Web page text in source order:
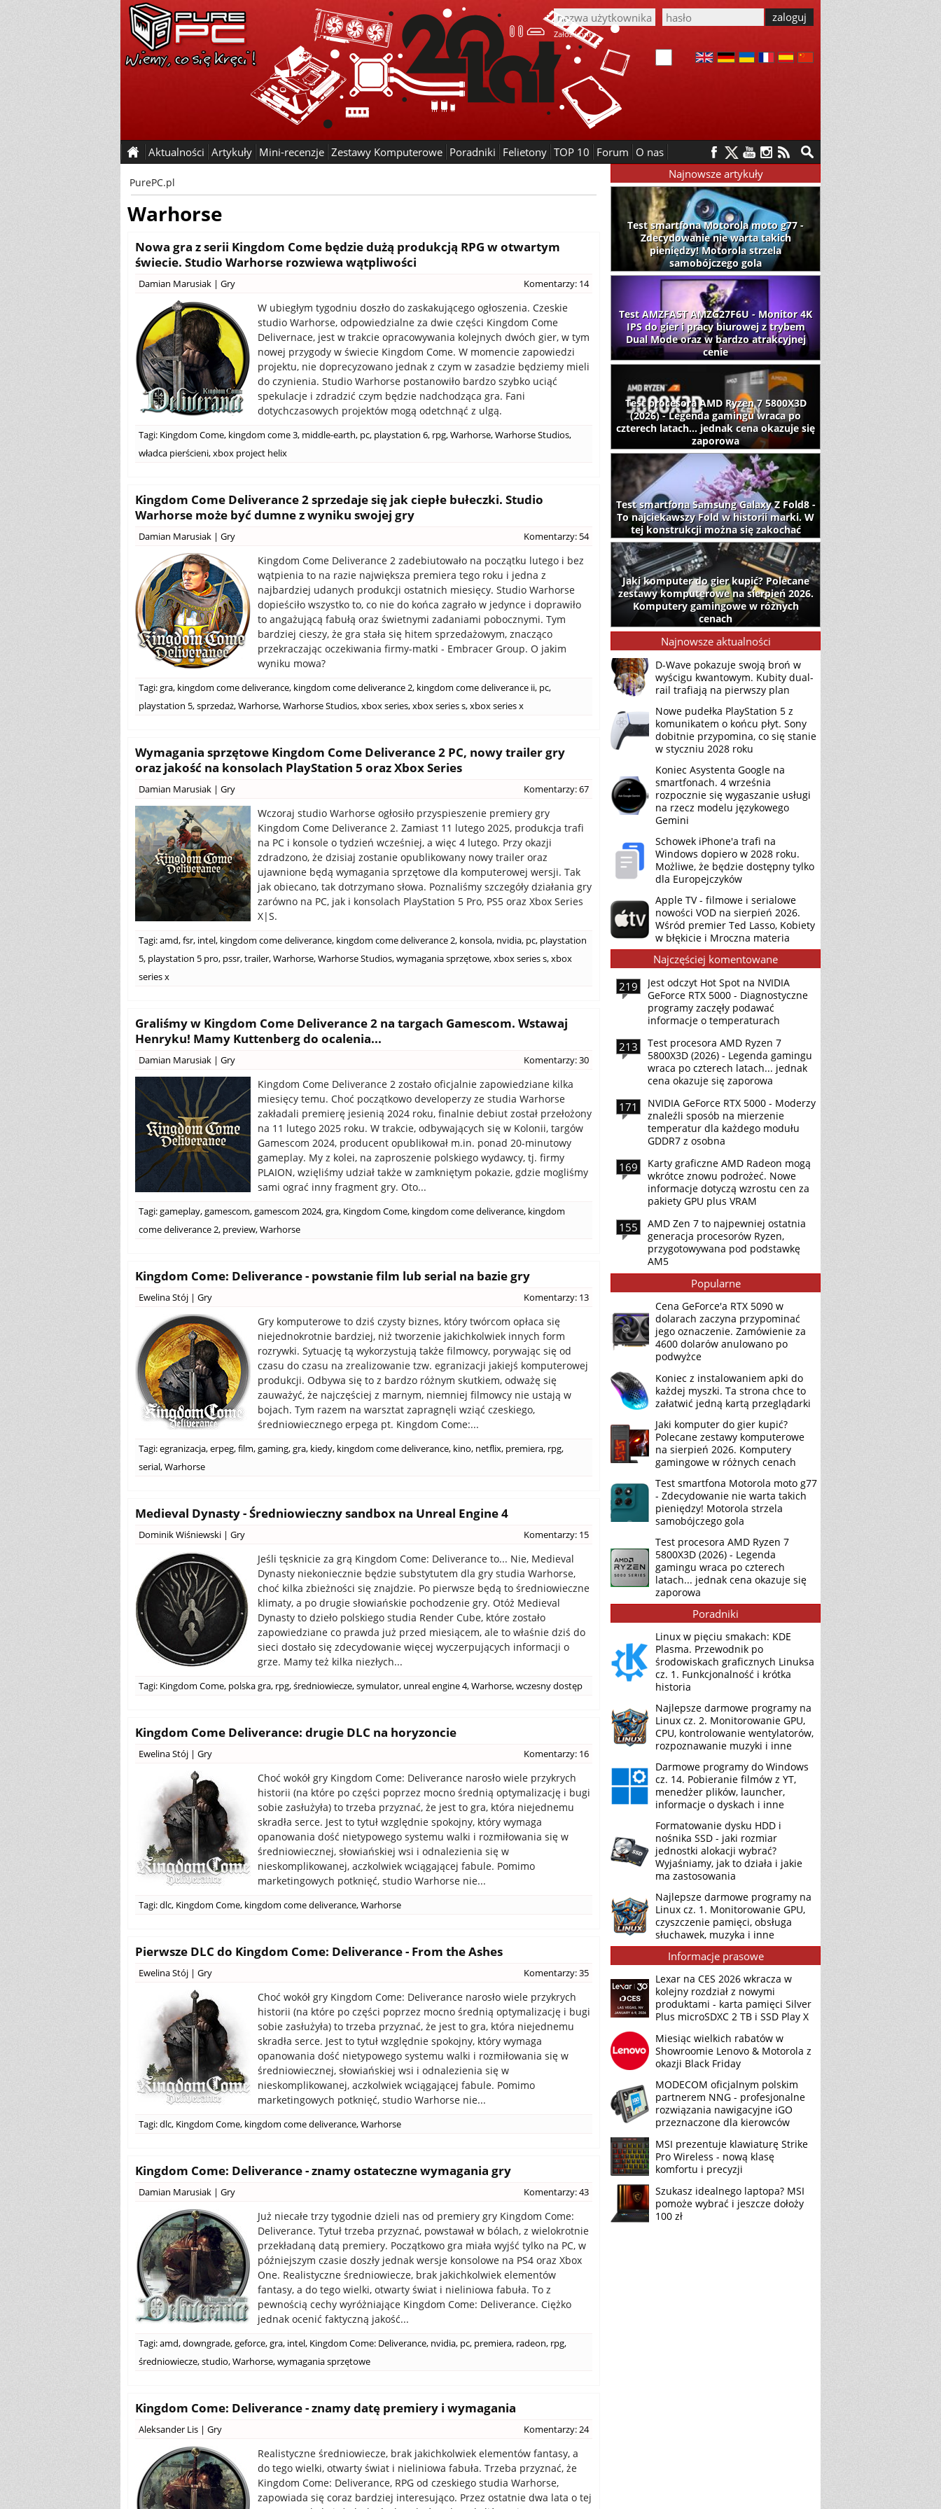
Załóż konto
Aktualności Artykuły Mini-recenzje Zestawy Komputerowe Poradniki Felietony TOP 10 Forum O nas
PurePC.pl
Warhorse
Nowa gra z serii Kingdom Come będzie dużą produkcją RPG w otwartym
świecie. Studio Warhorse rozwiewa wątpliwości
Damian Marusiak | Gry Komentarzy: 14
W ubiegłym tygodniu doszło do zaskakującego ogłoszenia. Czeskie
studio Warhorse, odpowiedzialne za dwie części Kingdom Come
Delivernace, jest w trakcie opracowywania kolejnych dwóch gier, w tym
nowej przygody w świecie Kingdom Come. W momencie zapowiedzi
projektu, nie doprecyzowano jednak z czym w zasadzie będziemy mieli
do czynienia. Studio Warhorse postanowiło bardzo szybko uciąć
spekulacje i zdradzić czym będzie nadchodząca gra. Fani
dotychczasowych projektów mogą odetchnąć z ulgą.
Tagi: Kingdom Come, kingdom come 3, middle-earth, pc, playstation 6, rpg,Warhorse,Warhorse Studios,
władca pierścieni,xbox project helix
Kingdom Come Deliverance 2 sprzedaje się jak ciepłe bułeczki. Studio
Warhorse może być dumne z wyniku swojej gry
Damian Marusiak | Gry Komentarzy: 54
Kingdom Come Deliverance 2 zadebiutowało na początku lutego i bez
wątpienia to na razie największa premiera tego roku i jedna z
najbardziej udanych produkcji ostatnich miesięcy. Studio Warhorse
dopieściło wszystko to, co nie do końca zagrało w jedynce i doprawiło
to angażującą fabułą oraz świetnymi zadaniami pobocznymi. Tym
bardziej cieszy, że gra stała się hitem sprzedażowym, znacząco
przekraczając oczekiwania firmy-matki - Embracer Group. O jakim
wyniku mowa?
Tagi:gra, kingdom come deliverance, kingdom come deliverance 2, kingdom come deliverance ii, pc,
playstation 5,sprzedaż,Warhorse,Warhorse Studios,xbox series,xbox series s,xbox series x
Wymagania sprzętowe Kingdom Come Deliverance 2 PC, nowy trailer gry
oraz jakość na konsolach PlayStation 5 oraz Xbox Series
Damian Marusiak | Gry Komentarzy: 67
Wczoraj studio Warhorse ogłosiło przyspieszenie premiery gry
Kingdom Come Deliverance 2. Zamiast 11 lutego 2025, produkcja trafi
na PC i konsole o tydzień wcześniej, a więc 4 lutego. Przy okazji
zdradzono, że dzisiaj zostanie opublikowany nowy trailer oraz
ujawnione będą wymagania sprzętowe dla komputerowej wersji. Tak
jak obiecano, tak dotrzymano słowa. Poznaliśmy szczegóły działania gry
zarówno na PC, jak i konsolach PlayStation 5 Pro, PS5 oraz Xbox Series
X|S.
Tagi:amd,fsr, intel, kingdom come deliverance, kingdom come deliverance 2, konsola, nvidia, pc, playstation
5, playstation 5 pro, pssr,trailer,Warhorse,Warhorse Studios,wymagania sprzętowe,xbox series s,xbox
series x
Graliśmy w Kingdom Come Deliverance 2 na targach Gamescom. Wstawaj
Henryku! Mamy Kuttenberg do ocalenia...
Damian Marusiak | Gry Komentarzy: 30
Kingdom Come Deliverance 2 zostało oficjalnie zapowiedziane kilka
miesięcy temu. Choć początkowo developerzy ze studia Warhorse
zakładali premierę jesienią 2024 roku, finalnie debiut został przełożony
na 11 lutego 2025 roku. W trakcie, odbywających się w Kolonii, targów
Gamescom 2024, producent opublikował m.in. ponad 20-minutowy
gameplay. My z kolei, na zaproszenie polskiego wydawcy, tj. firmy
PLAION, wzięliśmy udział także w zamkniętym pokazie, gdzie mogliśmy
sami ograć inny fragment gry. Oto...
Tagi:gameplay,gamescom,gamescom 2024,gra, Kingdom Come, kingdom come deliverance, kingdom
come deliverance 2, preview,Warhorse
Kingdom Come: Deliverance - powstanie film lub serial na bazie gry
Ewelina Stój | Gry Komentarzy: 13
Gry komputerowe to dziś czysty biznes, który twórcom opłaca się
niejednokrotnie bardziej, niż tworzenie jakichkolwiek innych form
rozrywki. Sytuację tą wykorzystują także filmowcy, porywając się od
czasu do czasu na zrealizowanie tzw. egranizacji jakiejś komputerowej
produkcji. Odbywa się to z bardzo różnym skutkiem, odważę się
zauważyć, że najczęściej z marnym, niemniej filmowcy nie ustają w
bojach. Tym razem na warsztat zapragnęli wziąć czeskiego,
średniowiecznego erpega pt. Kingdom Come:...
Tagi:egranizacja,erpeg,film,gaming,gra, kiedy, kingdom come deliverance, kino, netflix, premiera, rpg,
serial,Warhorse
Medieval Dynasty - Średniowieczny sandbox na Unreal Engine 4
Dominik Wiśniewski | Gry Komentarzy: 15
Jeśli tęsknicie za grą Kingdom Come: Deliverance to... Nie, Medieval
Dynasty niekoniecznie będzie substytutem dla gry studia Warhorse,
choć kilka zbieżności się znajdzie. Po pierwsze będą to średniowieczne
klimaty, a po drugie słowiańskie pochodzenie gry. Otóż Medieval
Dynasty to dzieło polskiego studia Render Cube, które zostało
zapowiedziane co prawda już przed miesiącem, ale to właśnie dziś do
sieci dostało się zdecydowanie więcej wyczerpujących informacji o
grze. Mamy też kilka niezłych...
Tagi: Kingdom Come, polska gra, rpg,średniowiecze,symulator, unreal engine 4,Warhorse,wczesny dostęp
Kingdom Come Deliverance: drugie DLC na horyzoncie
Ewelina Stój | Gry Komentarzy: 16
Choć wokół gry Kingdom Come: Deliverance narosło wiele przykrych
historii (na które po części poprzez mocno średnią optymalizację i bugi
sobie zasłużyła) to trzeba przyznać, że jest to gra, która niejednemu
skradła serce. Jest to tytuł względnie spokojny, który wymaga
opanowania dość nietypowego systemu walki i rozmiłowania się w
średniowiecznej, słowiańskiej wsi i odnalezienia się w
nieskomplikowanej, aczkolwiek wciągającej fabule. Pomimo
marketingowych potknięć, studio Warhorse nie...
Tagi:dlc, Kingdom Come, kingdom come deliverance,Warhorse
Pierwsze DLC do Kingdom Come: Deliverance - From the Ashes
Ewelina Stój | Gry Komentarzy: 35
Choć wokół gry Kingdom Come: Deliverance narosło wiele przykrych
historii (na które po części poprzez mocno średnią optymalizację i bugi
sobie zasłużyła) to trzeba przyznać, że jest to gra, która niejednemu
skradła serce. Jest to tytuł względnie spokojny, który wymaga
opanowania dość nietypowego systemu walki i rozmiłowania się w
średniowiecznej, słowiańskiej wsi i odnalezienia się w
nieskomplikowanej, aczkolwiek wciągającej fabule. Pomimo
marketingowych potknięć, studio Warhorse nie...
Tagi:dlc, Kingdom Come, kingdom come deliverance,Warhorse
Kingdom Come: Deliverance - znamy ostateczne wymagania gry
Damian Marusiak | Gry Komentarzy: 43
Już niecałe trzy tygodnie dzieli nas od premiery gry Kingdom Come:
Deliverance. Tytuł trzeba przyznać, powstawał w bólach, z wielokrotnie
przekładaną datą premiery. Początkowo gra miała wyjść tylko na PC, w
późniejszym czasie doszły jednak wersje konsolowe na PS4 oraz Xbox
One. Realistyczne średniowiecze, brak jakichkolwiek elementów
fantasy, a do tego wielki, otwarty świat i nieliniowa fabuła. To z
pewnością cechy wyróżniające Kingdom Come: Deliverance. Ciężko
jednak ocenić faktyczną jakość...
Tagi:amd,downgrade,geforce,gra, intel, Kingdom Come: Deliverance, nvidia, pc, premiera, radeon, rpg,
średniowiecze,studio,Warhorse,wymagania sprzętowe
Kingdom Come: Deliverance - znamy datę premiery i wymagania
Aleksander Lis | Gry Komentarzy: 24
Realistyczne średniowiecze, brak jakichkolwiek elementów fantasy, a
do tego wielki, otwarty świat i nieliniowa fabuła. Trzeba przyznać, że
Kingdom Come: Deliverance, RPG od czeskiego studia Warhorse,
zapowiada się coraz bardziej interesująco. Przez ostatnie dwa lata o tej
Najnowsze artykuły
Test smartfona Motorola moto g77 -
Zdecydowanie nie warta takich
pieniędzy! Motorola strzela
samobójczego gola
Test AMZFAST AMZG27F6U - Monitor 4K
IPS do gier i pracy biurowej z trybem
Dual Mode oraz w bardzo atrakcyjnej
cenie
Test procesora AMD Ryzen 7 5800X3D
(2026) - Legenda gamingu wraca po
czterech latach... jednak cena okazuje się
zaporowa
Test smartfona Samsung Galaxy Z Fold8 -
To najciekawszy Fold w historii marki. W
tej konstrukcji można się zakochać
Jaki komputer do gier kupić? Polecane
zestawy komputerowe na sierpień 2026.
Komputery gamingowe w różnych
cenach
Najnowsze aktualności
D-Wave pokazuje swoją broń w
wyścigu kwantowym. Kubity dual-
rail trafiają na pierwszy plan
Nowe pudełka PlayStation 5 z
komunikatem o końcu płyt. Sony
dobitnie przypomina, co się stanie
w styczniu 2028 roku
Koniec Asystenta Google na
smartfonach. 4 września
rozpocznie się wygaszanie usługi
na rzecz modelu językowego
Gemini
Schowek iPhone'a trafi na
Windows dopiero w 2028 roku.
Możliwe, że będzie dostępny tylko
dla Europejczyków
Apple TV - filmowe i serialowe
nowości VOD na sierpień 2026.
Wśród premier Ted Lasso, Kobiety
w błękicie i Mroczna materia
Najczęściej komentowane
219
Jest odczyt Hot Spot na NVIDIA
GeForce RTX 5000 - Diagnostyczne
programy zaczęły podawać
informacje o temperaturach
213
Test procesora AMD Ryzen 7
5800X3D (2026) - Legenda gamingu
wraca po czterech latach... jednak
cena okazuje się zaporowa
171
NVIDIA GeForce RTX 5000 - Moderzy
znaleźli sposób na mierzenie
temperatur dla każdego modułu
GDDR7 z osobna
169
Karty graficzne AMD Radeon mogą
wkrótce znowu podrożeć. Nowe
informacje dotyczą wzrostu cen za
pakiety GPU plus VRAM
155
AMD Zen 7 to najpewniej ostatnia
generacja procesorów Ryzen,
przygotowywana pod podstawkę
AM5
Popularne
Cena GeForce'a RTX 5090 w
dolarach zaczyna przypominać
jego oznaczenie. Zamówienie za
4600 dolarów anulowano po
podwyżce
Koniec z instalowaniem apki do
każdej myszki. Ta strona chce to
załatwić jedną kartą przeglądarki
Jaki komputer do gier kupić?
Polecane zestawy komputerowe
na sierpień 2026. Komputery
gamingowe w różnych cenach
Test smartfona Motorola moto g77
- Zdecydowanie nie warta takich
pieniędzy! Motorola strzela
samobójczego gola
Test procesora AMD Ryzen 7
5800X3D (2026) - Legenda
gamingu wraca po czterech
latach... jednak cena okazuje się
zaporowa
Poradniki
Linux w pięciu smakach: KDE
Plasma. Przewodnik po
środowiskach graficznych Linuksa
cz. 1. Funkcjonalność i krótka
historia
Najlepsze darmowe programy na
Linux cz. 2. Monitorowanie GPU,
CPU, kontrolowanie wentylatorów,
rozpoznawanie muzyki i inne
Darmowe programy do Windows
cz. 14. Pobieranie filmów z YT,
menedżer plików, launcher,
informacje o dyskach i inne
Formatowanie dysku HDD i
nośnika SSD - jaki rozmiar
jednostki alokacji wybrać?
Wyjaśniamy, jak to działa i jakie
ma zastosowania
Najlepsze darmowe programy na
Linux cz. 1. Monitorowanie GPU,
czyszczenie pamięci, obsługa
słuchawek, muzyka i inne
Informacje prasowe
Lexar na CES 2026 wkracza w
kolejny rozdział z nowymi
produktami - karta pamięci Silver
Plus microSDXC 2 TB i SSD Play X
Miesiąc wielkich rabatów w
Showroomie Lenovo & Motorola z
okazji Black Friday
MODECOM oficjalnym polskim
partnerem NNG - profesjonalne
rozwiązania nawigacyjne iGO
przeznaczone dla kierowców
MSI prezentuje klawiaturę Strike
Pro Wireless - nową klasę
komfortu i precyzji
Szukasz idealnego laptopa? MSI
pomoże wybrać i jeszcze dołoży
100 zł